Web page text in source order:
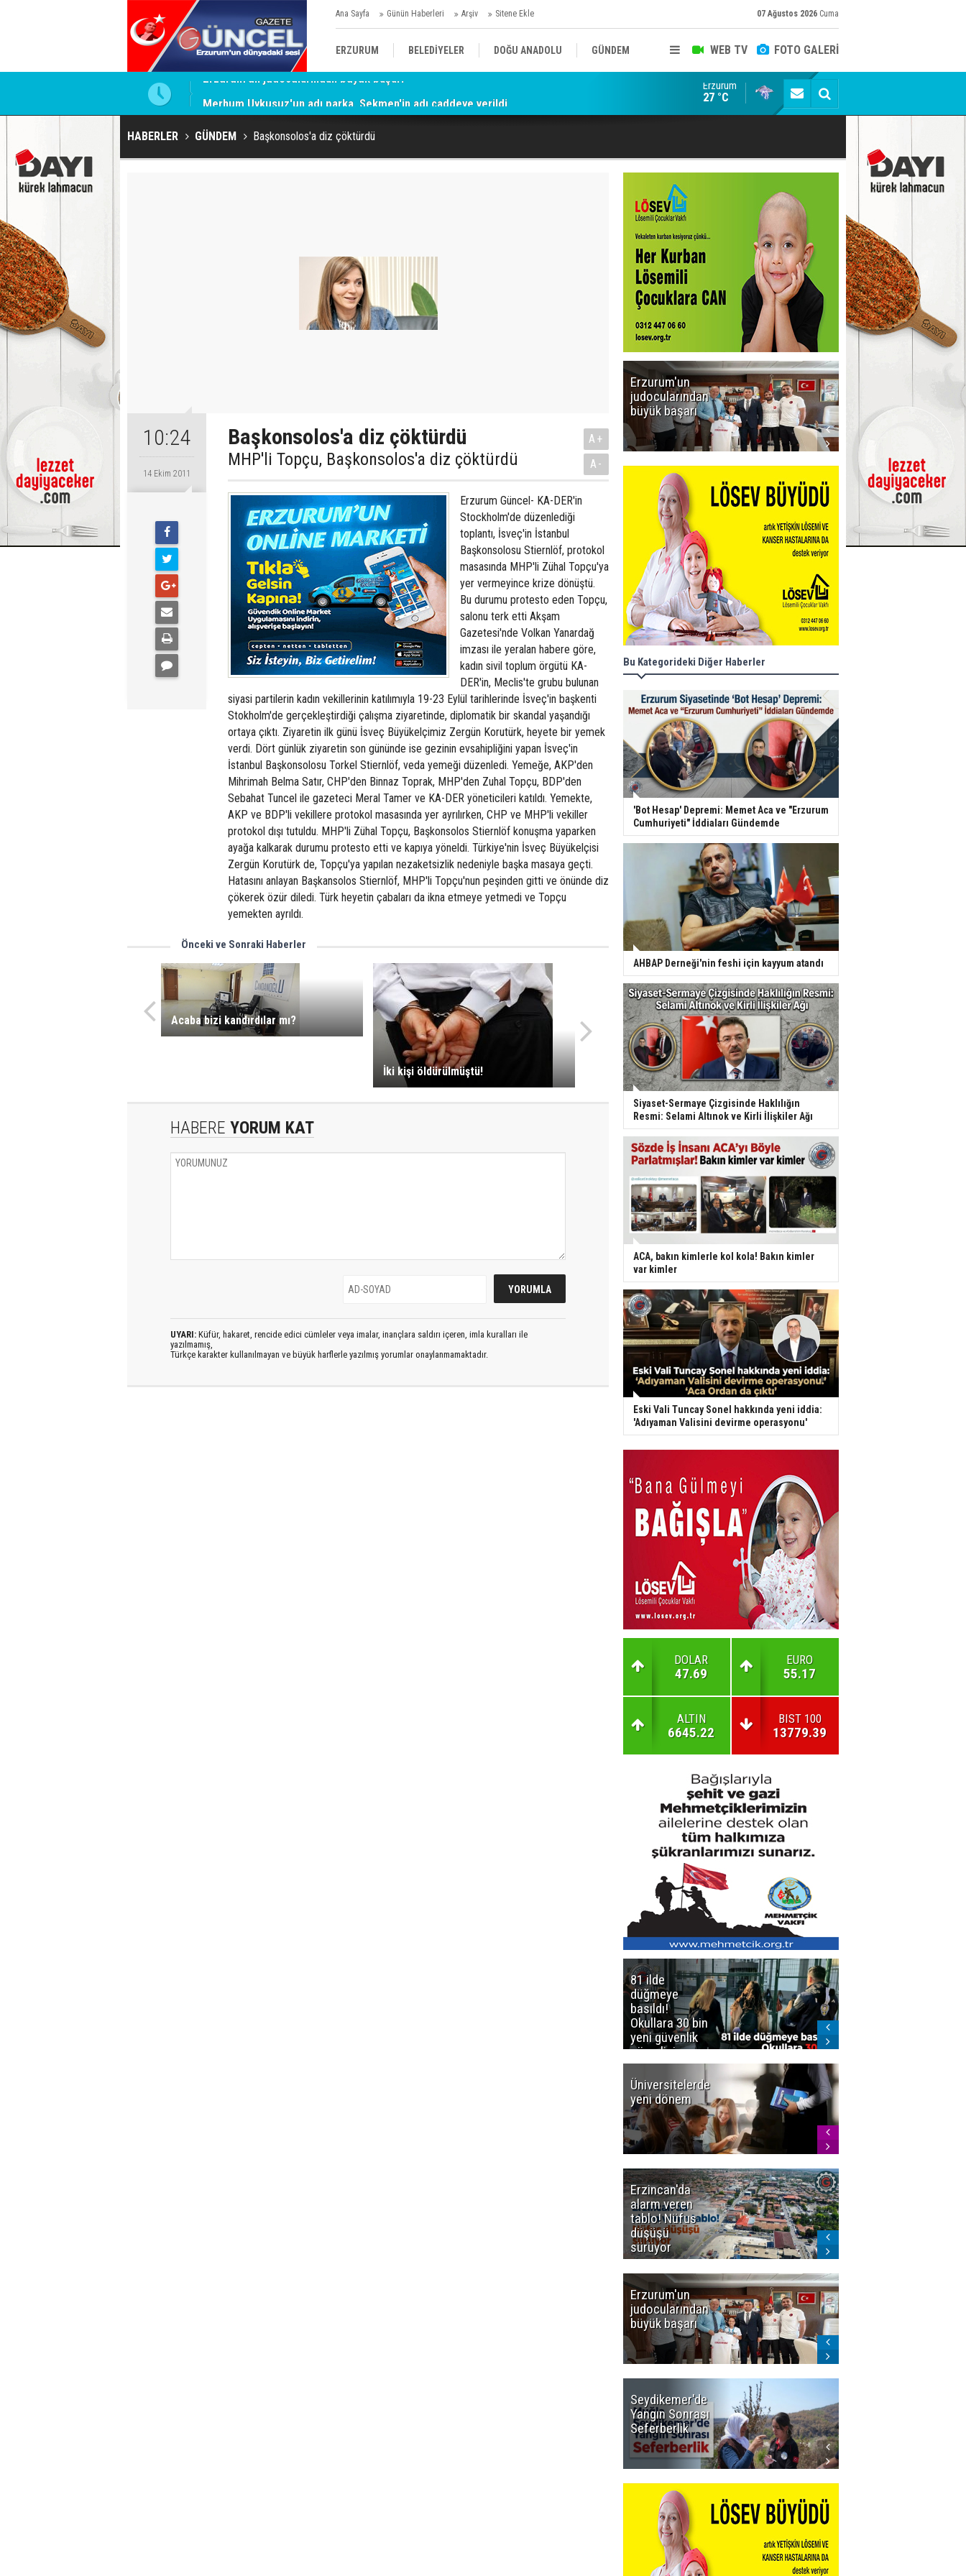
Ana Sayfa Günün Haberleri Arşiv Sitene Ekle 07 Ağustos 2026 Cuma
WEB TV FOTO GALERİ
ERZURUM BELEDİYELER DOĞU ANADOLU GÜNDEM
KÜLTÜR/SANAT//MAĞAZİN
Konuşanlar'a katıldı, söyledikleri başına iş açtı!
Erzurum
27 °C
HABERLER GÜNDEM Başkonsolos'a diz çöktürdü
10:24
14 Ekim 2011
Başkonsolos'a diz çöktürdü
MHP'li Topçu, Başkonsolos'a diz çöktürdü
A+
A-
Erzurum Güncel- KA-DER'in
Stockholm'de düzenlediği
toplantı, İsveç'in İstanbul
Başkonsolosu Stiernlöf, protokol
masasında MHP'li Zühal Topçu'ya
yer vermeyince krize dönüştü.
Bu durumu protesto eden Topçu,
salonu terk etti Akşam
Gazetesi'nde Volkan Yanardağ
imzası ile yeralan habere göre,
kadın sivil toplum örgütü KA-
DER'in, Meclis'te grubu bulunan
siyasi partilerin kadın vekillerinin katılımıyla 19-23 Eylül tarihlerinde İsveç'in başkenti
Stokholm'de gerçekleştirdiği çalışma ziyaretinde, diplomatik bir skandal yaşandığı
ortaya çıktı. Ziyaretin ilk günü İsveç Büyükelçimiz Zergün Korutürk, heyete bir yemek
verdi. Dört günlük ziyaretin son gününde ise gezinin evsahipliğini yapan İsveç'in
İstanbul Başkonsolosu Torkel Stiernlöf, veda yemeği düzenledi. Yemeğe, AKP'den
Mihrimah Belma Satır, CHP'den Binnaz Toprak, MHP'den Zuhal Topçu, BDP'den
Sebahat Tuncel ile gazeteci Meral Tamer ve KA-DER yöneticileri katıldı. Yemekte,
AKP ve BDP'li vekillere protokol masasında yer ayrılırken, CHP ve MHP'li vekiller
protokol dışı tutuldu. MHP'li Zühal Topçu, Başkonsolos Stiernlöf konuşma yaparken
ayağa kalkarak durumu protesto etti ve kapıya yöneldi. Türkiye'nin İsveç Büyükelçisi
Zergün Korutürk de, Topçu'ya yapılan nezaketsizlik nedeniyle başka masaya geçti.
Hatasını anlayan Başkansolos Stiernlöf, MHP'li Topçu'nun peşinden gitti ve önünde diz
çökerek özür diledi. Türk heyetin çabaları da ikna etmeye yetmedi ve Topçu
yemekten ayrıldı.
Önceki ve Sonraki Haberler
Acaba bizi kandırdılar mı?
İki kişi öldürülmüştü!
HABERE YORUM KAT
UYARI: Küfür, hakaret, rencide edici cümleler veya imalar, inançlara saldırı içeren, imla kuralları ile
yazılmamış,
Türkçe karakter kullanılmayan ve büyük harflerle yazılmış yorumlar onaylanmamaktadır.
Erzurum'un
judocularından
büyük başarı
Bu Kategorideki Diğer Haberler
'Bot Hesap' Depremi: Memet Aca ve "Erzurum
Cumhuriyeti" İddiaları Gündemde
AHBAP Derneği'nin feshi için kayyum atandı
Siyaset-Sermaye Çizgisinde Haklılığın
Resmi: Selami Altınok ve Kirli İlişkiler Ağı
ACA, bakın kimlerle kol kola! Bakın kimler
var kimler
Eski Vali Tuncay Sonel hakkında yeni iddia:
'Adıyaman Valisini devirme operasyonu'
DOLAR
47.69
EURO
55.17
ALTIN
6645.22
BIST 100
13779.39
81 ilde
düğmeye
basıldı!
Okullara 30 bin
yeni güvenlik
görevlisi
Üniversitelerde
yeni dönem
Erzincan'da
alarm veren
tablo! Nüfus
düşüşü
sürüyor
Erzurum'un
judocularından
büyük başarı
Seydikemer'de
Yangın Sonrası
Seferberlik